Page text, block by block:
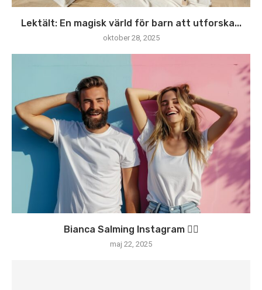
Lektält: En magisk värld för barn att utforska...
oktober 28, 2025
Bianca Salming Instagram 🏃‍♀️
maj 22, 2025